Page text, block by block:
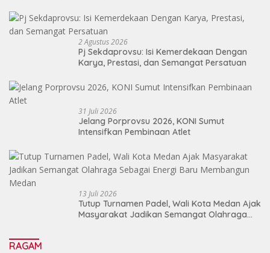
2 Agustus 2026
Pj Sekdaprovsu: Isi Kemerdekaan Dengan
Karya, Prestasi, dan Semangat Persatuan
31 Juli 2026
Jelang Porprovsu 2026, KONI Sumut
Intensifkan Pembinaan Atlet
13 Juli 2026
Tutup Turnamen Padel, Wali Kota Medan Ajak
Masyarakat Jadikan Semangat Olahraga
RAGAM